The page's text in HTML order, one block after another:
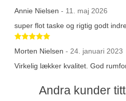
Annie Nielsen - 11. maj 2026
super flot taske og rigtig godt
Betygsatt 5 av 5 stjärnor
Morten Nielsen - 24. januari 2023
Virkelig lækker kvalitet. God
Andra kunder